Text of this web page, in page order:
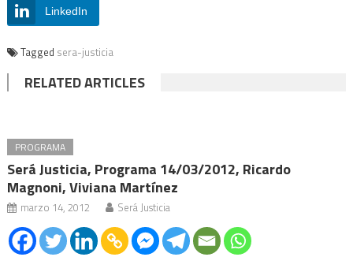
LinkedIn
Tagged sera-justicia
RELATED ARTICLES
PROGRAMA
Será Justicia, Programa 14/03/2012, Ricardo
Magnoni, Viviana Martínez
marzo 14, 2012 Será Justicia